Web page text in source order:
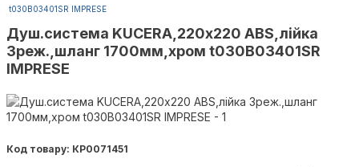
t030B03401SR IMPRESE
Душ.система KUCERA,220х220 ABS,лійка
3реж.,шланг 1700мм,хром t030B03401SR
IMPRESE
Код товару: КР0071451